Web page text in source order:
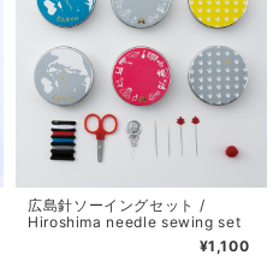
広島針ソーイングセット /
Hiroshima needle sewing set
¥1,100